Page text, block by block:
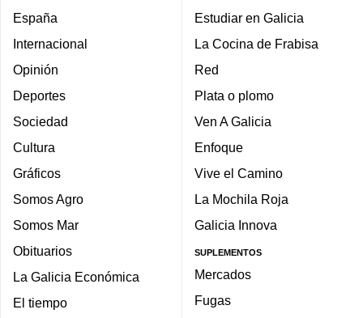
España
Internacional
Opinión
Deportes
Sociedad
Cultura
Gráficos
Somos Agro
Somos Mar
Obituarios
La Galicia Económica
El tiempo
Estudiar en Galicia
La Cocina de Frabisa
Red
Plata o plomo
Ven A Galicia
Enfoque
Vive el Camino
La Mochila Roja
Galicia Innova
SUPLEMENTOS
Mercados
Fugas